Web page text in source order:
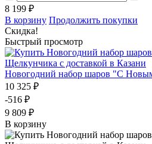
8 199 ₽
В корзину Продолжить покупки
Скидка!
Быстрый просмотр
Новогодний набор шаров "С
10 325 ₽
-516 ₽
9 809 ₽
В корзину